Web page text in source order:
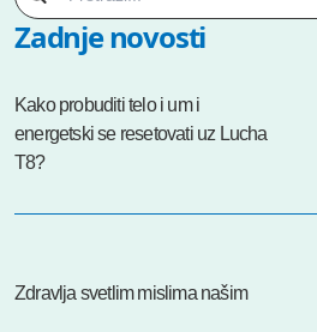
Zadnje novosti
Kako probuditi telo i um i
energetski se resetovati uz Lucha
T8?
Zdravlja svetlim mislima našim